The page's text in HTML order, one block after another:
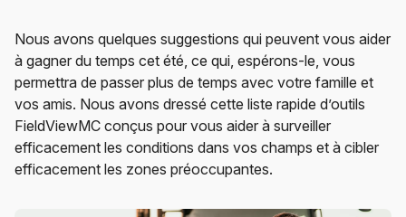
Nous avons quelques suggestions qui peuvent vous aider
à gagner du temps cet été, ce qui, espérons-le, vous
permettra de passer plus de temps avec votre famille et
vos amis. Nous avons dressé cette liste rapide d’outils
FieldViewMC conçus pour vous aider à surveiller
efficacement les conditions dans vos champs et à cibler
efficacement les zones préoccupantes.